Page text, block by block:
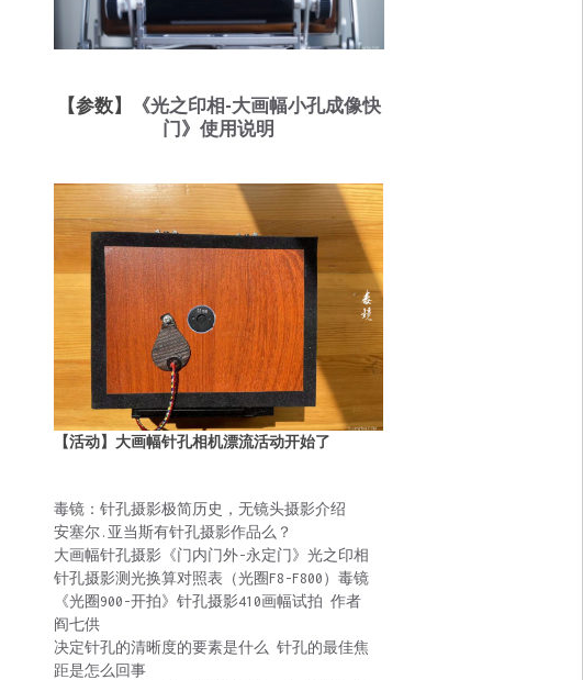
【参数】
《光之印相-大画幅小孔成像快
门》使用说明
【活动】大画幅针孔相机漂流活动开始了
毒镜：针孔摄影极简历史，无镜头摄影介绍
安塞尔.亚当斯有针孔摄影作品么？
大画幅针孔摄影《门内门外-永定门》光之印相
针孔摄影测光换算对照表（光圈F8-F800）毒镜
《光圈900-开拍》针孔摄影410画幅试拍 作者
阎七供
决定针孔的清晰度的要素是什么 针孔的最佳焦
距是怎么回事